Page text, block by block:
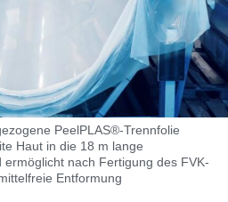
PeelPLAS®-Trennfolie
Haut in die 18 m lange
nach Fertigung des FVK-
Entformung